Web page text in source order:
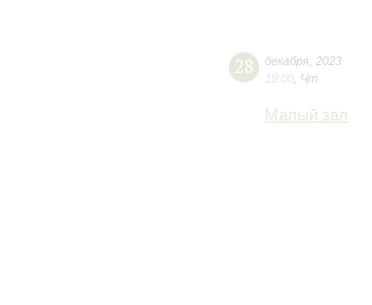
28 декабря 2023
19:00 Чт
Малый зал